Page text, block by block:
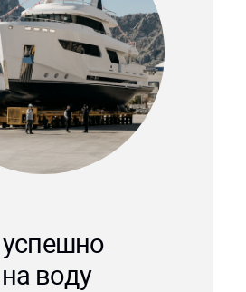
успешно
воду